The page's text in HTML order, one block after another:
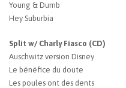
Young & Dumb
Hey Suburbia
Split w/ Charly Fiasco (CD)
Auschwitz version Disney
Le bénéfice du doute
Les poules ont des dents